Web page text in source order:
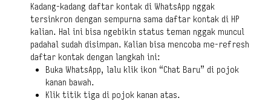
Kadang-kadang daftar kontak di WhatsApp nggak
tersinkron dengan sempurna sama daftar kontak di HP
kalian. Hal ini bisa ngebikin status teman nggak muncul
padahal sudah disimpan. Kalian bisa mencoba me-refresh
daftar kontak dengan langkah ini:
Buka WhatsApp, lalu klik ikon “Chat Baru” di pojok
kanan bawah.
Klik titik tiga di pojok kanan atas.